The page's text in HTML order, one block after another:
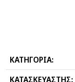
ΚΑΤΗΓΟΡΙΑ:
ΚΑΤΑΣΚΕΥΑΣΤΗΣ: